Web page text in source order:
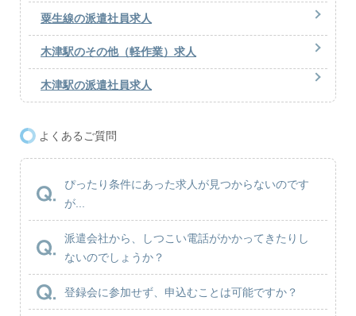
粟生線の派遣社員求人
木津駅のその他（軽作業）求人
木津駅の派遣社員求人
よくあるご質問
ぴったり条件にあった求人が見つからないのです
が...
派遣会社から、しつこい電話がかかってきたりし
ないのでしょうか？
登録会に参加せず、申込むことは可能ですか？